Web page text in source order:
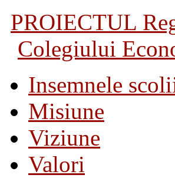
PROIECTUL
Colegiului
Insemnele
Misiune
Viziune
Valori